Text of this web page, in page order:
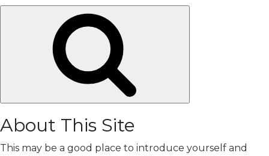
About This Site
This may be a good place to introduce yourself and